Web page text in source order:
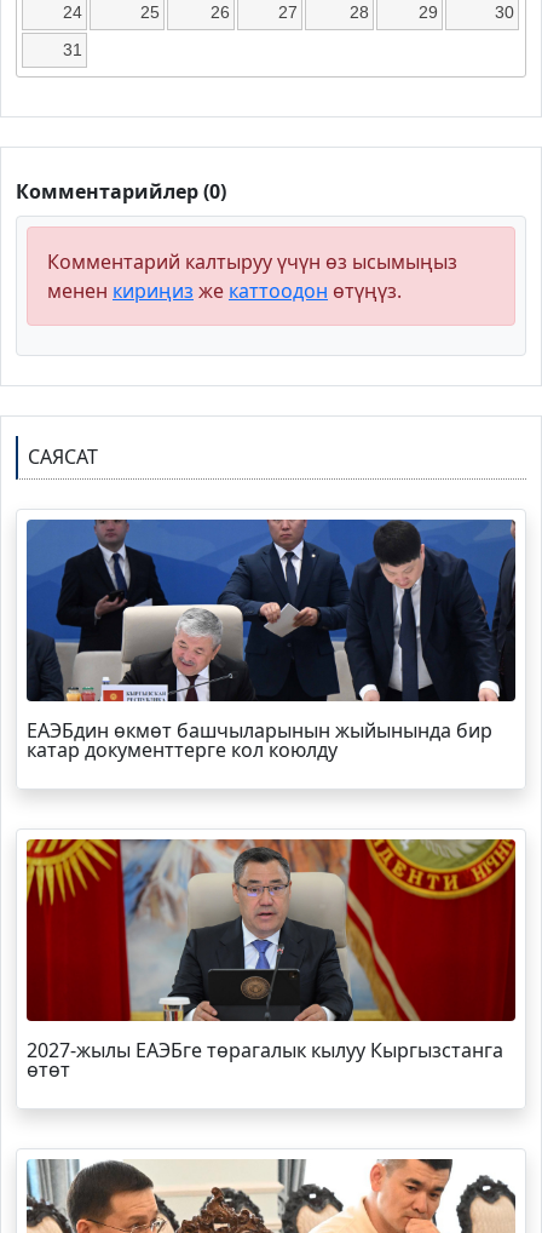
24 25 26 27 28 29
30
31
Комментарийлер (0)
Комментарий калтыруу үчүн өз ысымыңыз
менен кириңиз же каттоодон өтүңүз.
САЯСАТ
ЕАЭБдин өкмөт башчыларынын жыйынында бир
катар документтерге кол коюлду
2027-жылы ЕАЭБге төрагалык кылуу Кыргызстанга
өтөт